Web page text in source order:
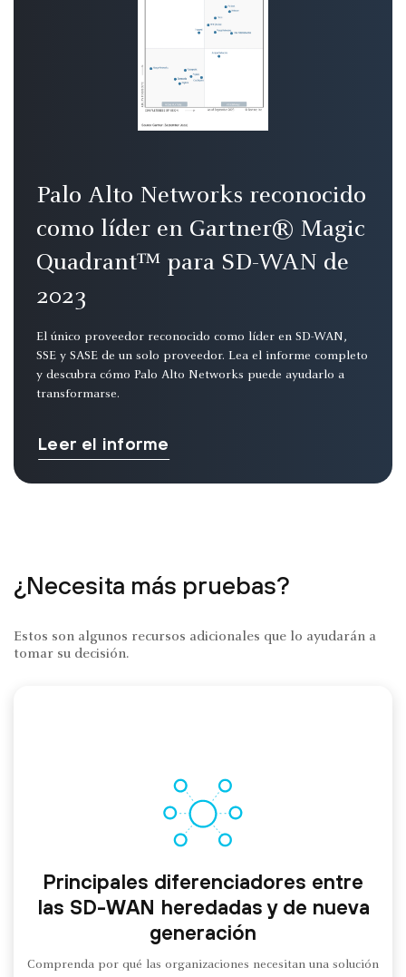
Palo Alto Networks reconocido
como líder en Gartner® Magic
Quadrant™ para SD-WAN de
2023
El único proveedor reconocido como líder en SD-WAN,
SSE y SASE de un solo proveedor. Lea el informe completo
y descubra cómo Palo Alto Networks puede ayudarlo a
transformarse.
Leer el informe
¿Necesita más pruebas?
Estos son algunos recursos adicionales que lo ayudarán a
tomar su decisión.
Principales diferenciadores entre
las SD-WAN heredadas y de nueva
generación
Comprenda por qué las organizaciones necesitan una solución